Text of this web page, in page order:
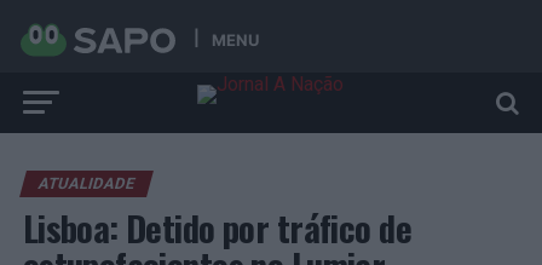
MENU
ATUALIDADE
Lisboa: Detido por tráfico de